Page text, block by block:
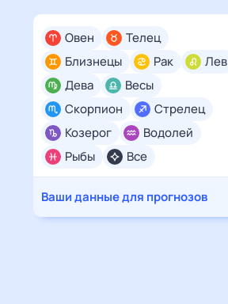
Все
Овен
Телец
Близнецы
Рак
Лев
Дева
Весы
Скорпион
Стрелец
Козерог
Водолей
Рыбы
Ваши данные для прогнозов